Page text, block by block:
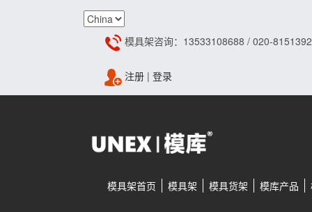
模具架咨询：13533108688 / 020-
注册 | 登录
模具架首页 模具架 模具货架 模库产品